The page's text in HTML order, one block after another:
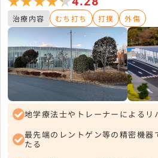
治療内容 むち打ち 打撲 外傷
地学療法士やトレーナーによるリ
最先端のレントゲン等の精密機器
たる